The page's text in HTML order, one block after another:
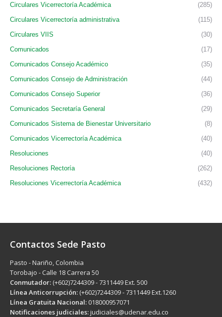
Circulares Vicerrectoría Académica
(285)
Circulares Vicerrectoría administrativa
(115)
Circulares VIIS
(30)
Comunicados
(17)
Comunicados Consejo Académico
(35)
Comunicados Consejo de Administración
(44)
Comunicados Consejo Superior
(36)
Comunicados Secretaría General
(29)
Comunicados Sistema de Bienestar Universitario
(8)
Comunicados Vicerrectoría Académica
(40)
Resoluciones
(40)
Resoluciones Rectoría
(262)
Resoluciones Vicerrectoría Académica
(432)
Contactos Sede Pasto
Pasto - Nariño, Colombia
Torobajo - Calle 18 Carrera 50
Conmutador: (+602)7244309 - 7311449 Ext. 500
Línea Anticorrupción: (+602)7244309 - 7311449 Ext.1260
Línea Gratuita Nacional: 018000957071
Notificaciones judiciales:judiciales@udenar.edu.co